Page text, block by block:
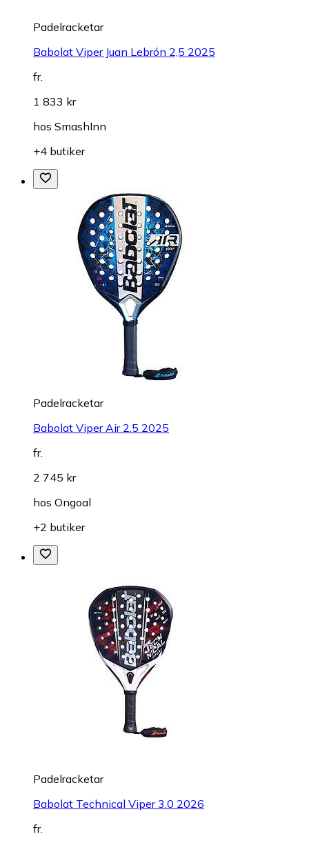
Padelracketar
Babolat Viper Juan Lebrón 2,5 2025
fr.
1 833 kr
hos SmashInn
+4 butiker
Padelracketar
Babolat Viper Air 2.5 2025
fr.
2 745 kr
hos Ongoal
+2 butiker
Padelracketar
Babolat Technical Viper 3.0 2026
fr.